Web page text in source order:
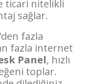
ticari nitelikli
sağlar.
fazla
fazla internet
Panel, hızlı
toplar.